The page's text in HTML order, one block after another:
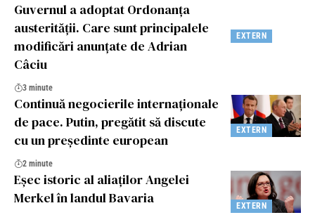
EXTERN
Guvernul a adoptat Ordonanța
austerității. Care sunt principalele
modificări anunțate de Adrian
Câciu
3 minute
EXTERN
Continuă negocierile internaționale
de pace. Putin, pregătit să discute
cu un președinte european
2 minute
EXTERN
Eșec istoric al aliaților Angelei
Merkel în landul Bavaria